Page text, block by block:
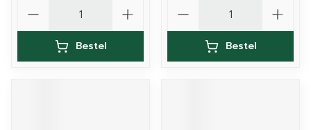
Bestel Bestel